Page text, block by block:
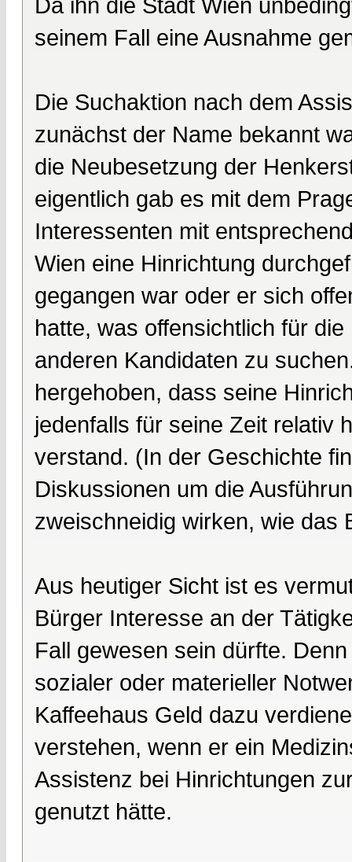
seinem Fall eine Ausnahme
Die Suchaktion nach dem
zunächst der Name bekannt
die Neubesetzung der
eigentlich gab es mit dem
Interessenten mit
Wien eine Hinrichtung
gegangen war oder er sich
hatte, was offensichtlich für
anderen Kandidaten zu
hergehoben, dass seine
jedenfalls für seine Zeit relativ
verstand. (In der Geschichte
Diskussionen um die
zweischneidig wirken, wie das
Aus heutiger Sicht ist es
Bürger Interesse an der
Fall gewesen sein dürfte.
sozialer oder materieller
Kaffeehaus Geld dazu
verstehen, wenn er ein
Assistenz bei Hinrichtungen
genutzt hätte.